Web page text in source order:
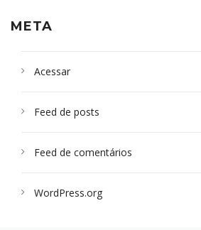
META
Acessar
Feed de posts
Feed de comentários
WordPress.org